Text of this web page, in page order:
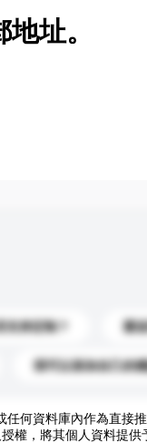
持定制？ 運
我可以添加自己的標
址。
何資料庫內作為直接
權，將其個人資料提供